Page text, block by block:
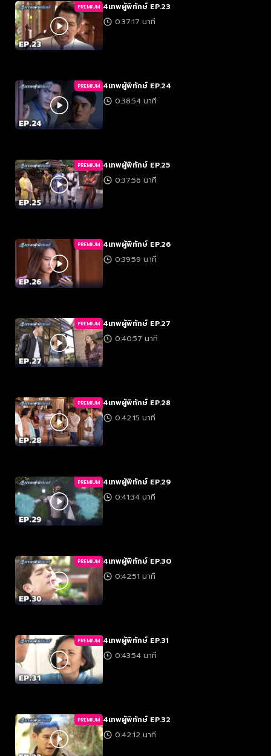
PREMIUM 4เทพผู้พิทักษ์ EP.23
0:37:17 นาที
PREMIUM 4เทพผู้พิทักษ์ EP.24
0:38:54 นาที
PREMIUM 4เทพผู้พิทักษ์ EP.25
0:37:56 นาที
PREMIUM 4เทพผู้พิทักษ์ EP.26
0:39:59 นาที
PREMIUM 4เทพผู้พิทักษ์ EP.27
0:40:57 นาที
PREMIUM 4เทพผู้พิทักษ์ EP.28
0:42:15 นาที
PREMIUM 4เทพผู้พิทักษ์ EP.29
0:41:34 นาที
PREMIUM 4เทพผู้พิทักษ์ EP.30
0:42:51 นาที
PREMIUM 4เทพผู้พิทักษ์ EP.31
0:43:54 นาที
PREMIUM 4เทพผู้พิทักษ์ EP.32
0:42:12 นาที